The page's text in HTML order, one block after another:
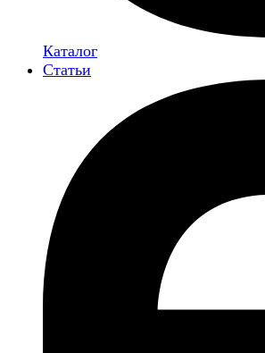
Каталог
Статьи